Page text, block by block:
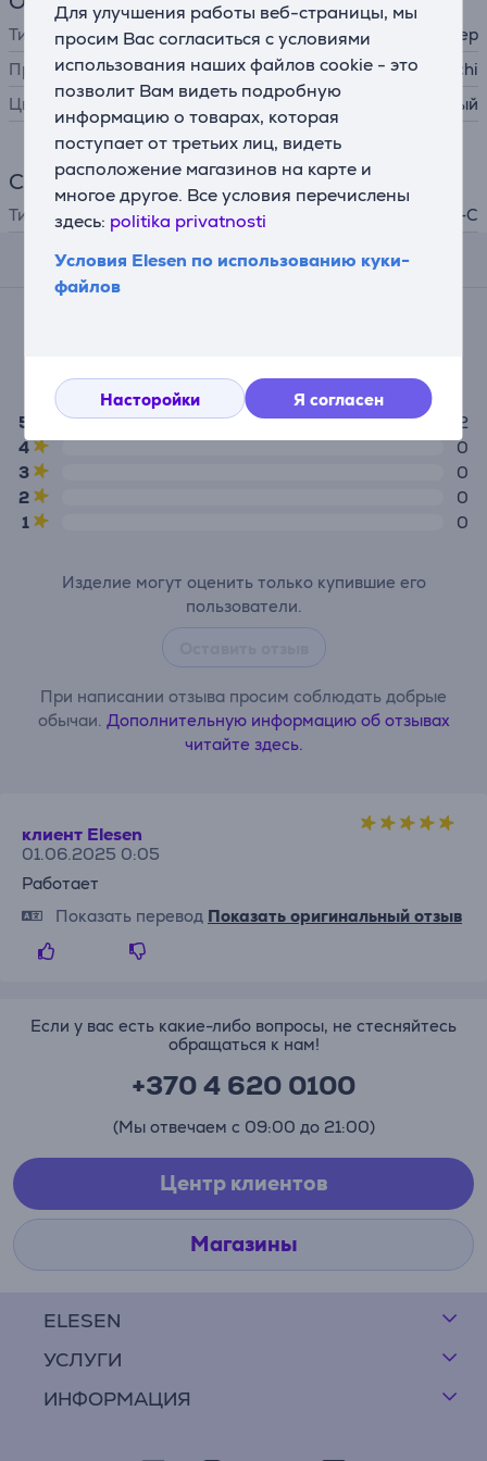
Для улучшения работы веб-страницы, мы
просим Вас согласиться с условиями
использования наших файлов cookie - это
позволит Вам видеть подробную
информацию о товарах, которая
поступает от третьих лиц, видеть
расположение магазинов на карте и
многое другое. Все условия перечислены
здесь: politika privatnosti
Условия Elesen по использованию куки-
файлов
Насторойки Я согласен
Тип ИТ-аксессуара
адаптер
Производитель
Satechi
Цвет
серый
Соединение
Тип штекера USB 3.0, USB-C
Комментарии
5,0
5
2
4
0
3
0
2
0
1
0
Изделие могут оценить только купившие его
пользователи.
При написании отзыва просим соблюдать добрые
обычаи. Дополнительную информацию об отзывах
читайте здесь.
клиент Elesen
01.06.2025 0:05
Работает
Показать перевод Показать оригинальный отзыв
ELESEN
УСЛУГИ
ИНФОРМАЦИЯ
Если у вас есть какие-либо вопросы, не стесняйтесь
обращаться к нам!
+370 4 620 0100
(Мы отвечаем с 09:00 до 21:00)
Центр клиентов
Магазины